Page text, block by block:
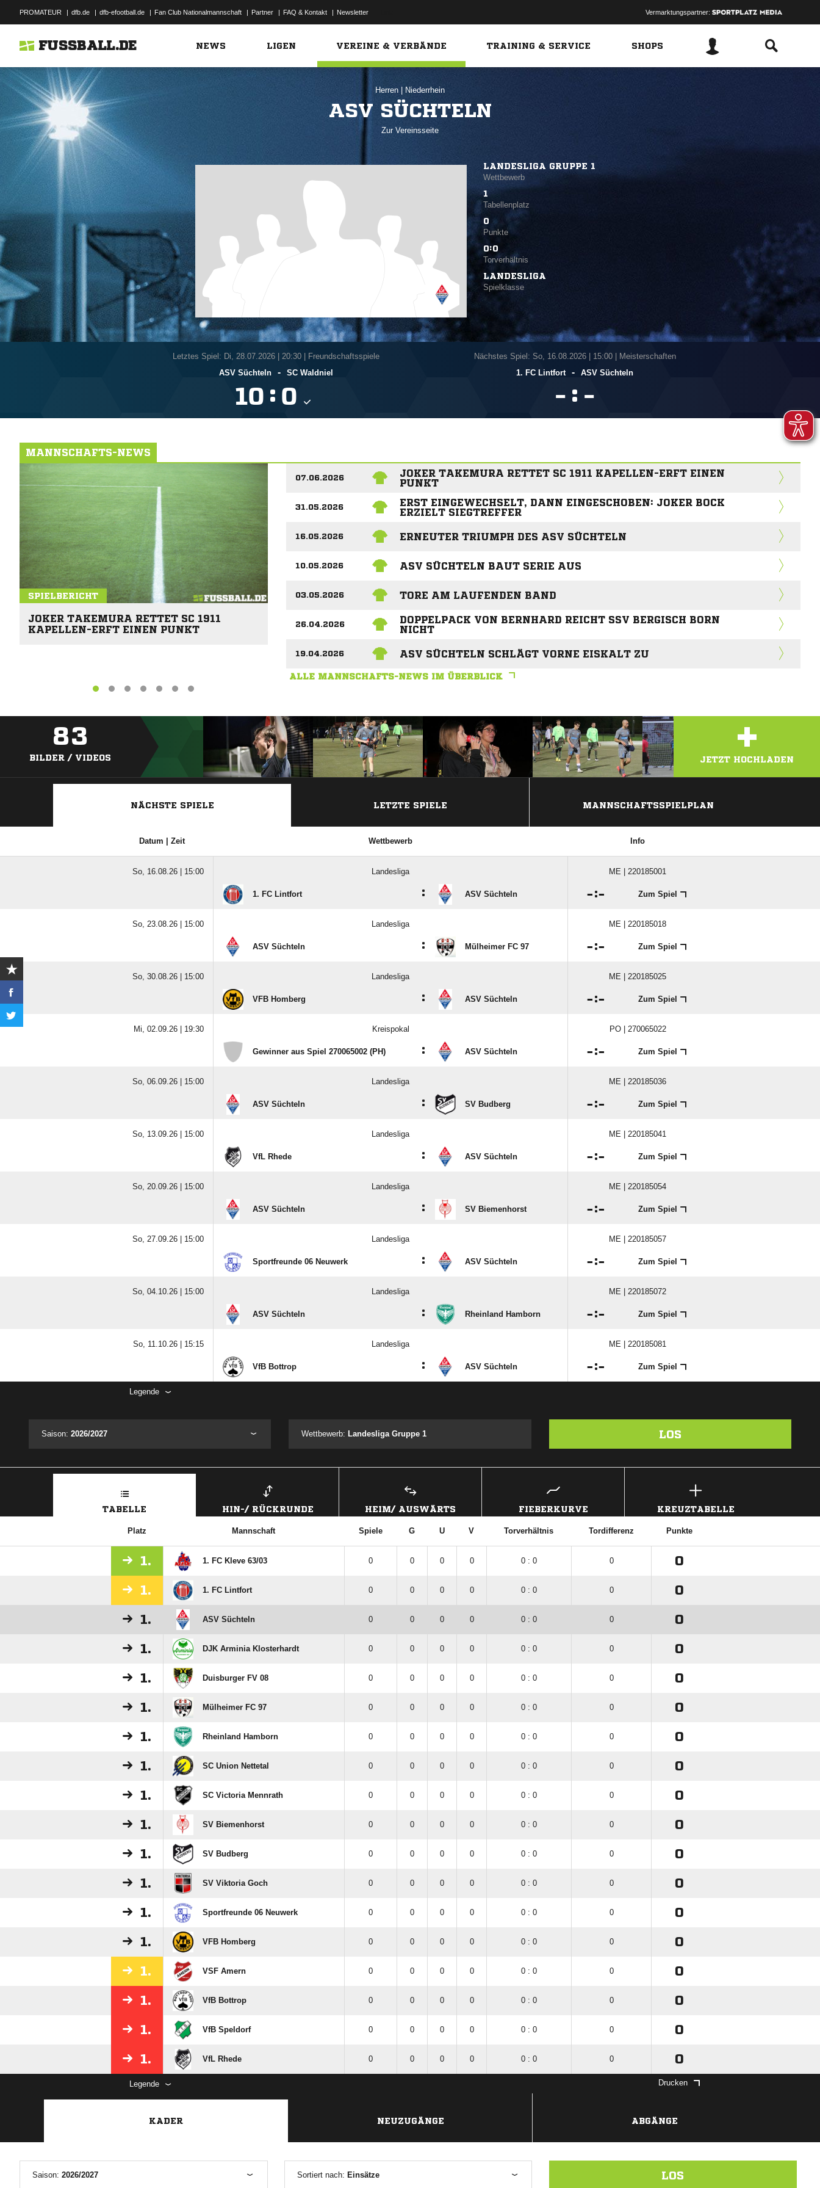
PROMATEUR | dfb.de | dfb-efootball.de | Fan Club Nationalmannschaft | Partner | FAQ & Kontakt | Newsletter Vermarktungspartner:
FUSSBALL.DE NEWS LIGEN VEREINE & VERBÄNDE TRAINING & SERVICE SHOPS
Herren Niederrhein
ASV SÜCHTELN
Zur Vereinsseite
LANDESLIGA GRUPPE 1
Wettbewerb
1
Tabellenplatz
0
Punkte
0:0
Torverhältnis
LANDESLIGA
Spielklasse
Letztes Spiel: Di, 28.07.2026| 20:30 | Freundschaftsspiele
ASV Süchteln
- SC Waldniel
 : 
Nächstes Spiel: So, 16.08.2026| 15:00 | Meisterschaften
1. FC Lintfort
- ASV Süchteln
 : 
MANNSCHAFTS-NEWS
SPIELBERICHT
JOKER TAKEMURA RETTET SC 1911
KAPELLEN-ERFT EINEN PUNKT
07.06.2026
JOKER TAKEMURA RETTET SC 1911 KAPELLEN-ERFT EINEN
PUNKT
31.05.2026
ERST EINGEWECHSELT, DANN EINGESCHOBEN: JOKER BOCK
ERZIELT SIEGTREFFER
16.05.2026 ERNEUTER TRIUMPH DES ASV SÜCHTELN
10.05.2026 ASV SÜCHTELN BAUT SERIE AUS
03.05.2026 TORE AM LAUFENDEN BAND
26.04.2026
DOPPELPACK VON BERNHARD REICHT SSV BERGISCH BORN
NICHT
19.04.2026 ASV SÜCHTELN SCHLÄGT VORNE EISKALT ZU
ALLE MANNSCHAFTS-NEWS IM ÜBERBLICK
83
BILDER / VIDEOS +
JETZT HOCHLADEN
NÄCHSTE SPIELE LETZTE SPIELE MANNSCHAFTSSPIELPLAN
Datum | Zeit Wettbewerb Info
So, 16.08.26 | 15:00 Landesliga ME | 220185001
1. FC Lintfort : ASV Süchteln : Zum Spiel
So, 23.08.26 | 15:00 Landesliga ME | 220185018
ASV Süchteln : Mülheimer FC 97 : Zum Spiel
So, 30.08.26 | 15:00 Landesliga ME | 220185025
VFB Homberg : ASV Süchteln : Zum Spiel
Mi, 02.09.26 | 19:30 Kreispokal PO | 270065022
Gewinner aus Spiel 270065002 (PH) : ASV Süchteln : Zum Spiel
So, 06.09.26 | 15:00 Landesliga ME | 220185036
ASV Süchteln : SV Budberg : Zum Spiel
So, 13.09.26 | 15:00 Landesliga ME | 220185041
VfL Rhede : ASV Süchteln : Zum Spiel
So, 20.09.26 | 15:00 Landesliga ME | 220185054
ASV Süchteln : SV Biemenhorst : Zum Spiel
So, 27.09.26 | 15:00 Landesliga ME | 220185057
Sportfreunde 06 Neuwerk : ASV Süchteln : Zum Spiel
So, 04.10.26 | 15:00 Landesliga ME | 220185072
ASV Süchteln : Rheinland Hamborn : Zum Spiel
So, 11.10.26 | 15:15 Landesliga ME | 220185081
VfB Bottrop : ASV Süchteln : Zum Spiel
Legende
Saison: 2026/2027 Wettbewerb: Landesliga Gruppe 1 LOS
TABELLE HIN-/ RÜCKRUNDE HEIM/ AUSWÄRTS FIEBERKURVE KREUZTABELLE
Platz Mannschaft Spiele G U V Torverhältnis Tordifferenz Punkte
1. 1. FC Kleve 63/​03 0 0 0 0 0 : 0 0 0
1. 1. FC Lintfort 0 0 0 0 0 : 0 0 0
1. ASV Süchteln 0 0 0 0 0 : 0 0 0
1. DJK Arminia Klosterhardt 0 0 0 0 0 : 0 0 0
1. Duisburger FV 08 0 0 0 0 0 : 0 0 0
1. Mülheimer FC 97 0 0 0 0 0 : 0 0 0
1. Rheinland Hamborn 0 0 0 0 0 : 0 0 0
1. SC Union Nettetal 0 0 0 0 0 : 0 0 0
1. SC Victoria Mennrath 0 0 0 0 0 : 0 0 0
1. SV Biemenhorst 0 0 0 0 0 : 0 0 0
1. SV Budberg 0 0 0 0 0 : 0 0 0
1. SV Viktoria Goch 0 0 0 0 0 : 0 0 0
1. Sportfreunde 06 Neuwerk 0 0 0 0 0 : 0 0 0
1. VFB Homberg 0 0 0 0 0 : 0 0 0
1. VSF Amern 0 0 0 0 0 : 0 0 0
1. VfB Bottrop 0 0 0 0 0 : 0 0 0
1. VfB Speldorf 0 0 0 0 0 : 0 0 0
1. VfL Rhede 0 0 0 0 0 : 0 0 0
Legende Drucken
KADER NEUZUGÄNGE ABGÄNGE
Saison: 2026/2027 Sortiert nach: Einsätze LOS